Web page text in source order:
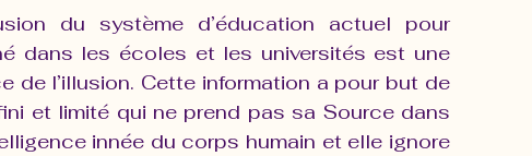
du système d’éducation actuel pour
dans les écoles et les universités est une
de l’illusion. Cette information a pour but de
et limité qui ne prend pas sa Source dans
innée du corps humain et elle ignore